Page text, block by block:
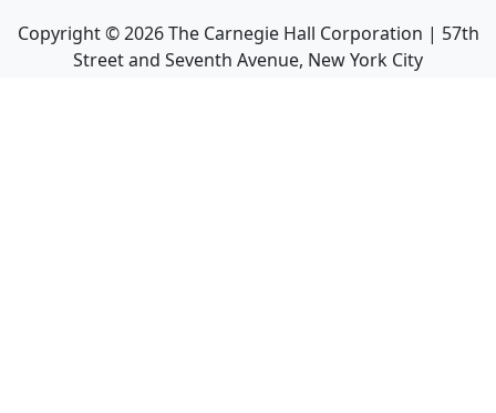
Copyright ©2026The Carnegie Hall Corporation | 57th
Street and Seventh Avenue, New York City